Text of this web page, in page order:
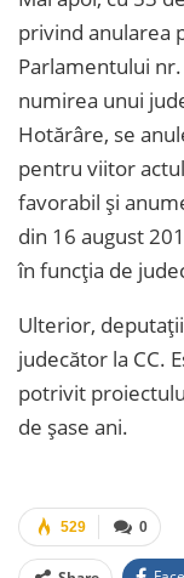
privind anularea
Parlamentului
numirea unui
Hotărâre, se
pentru viitor
favorabil și
din 16 august
în funcția de
Ulterior,
judecător la CC.
potrivit
de șase ani.
0
529